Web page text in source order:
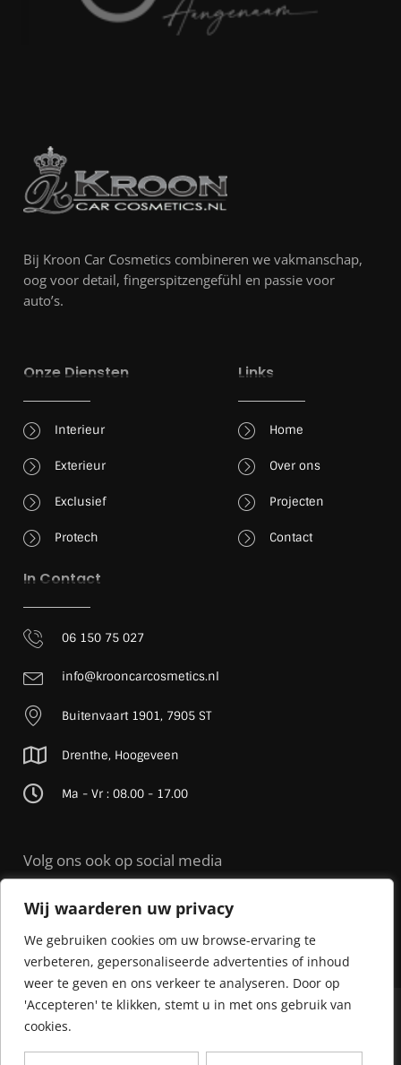
Wij waarderen uw privacy
We gebruiken cookies om uw browse-ervaring te
verbeteren, gepersonaliseerde advertenties of inhoud
weer te geven en ons verkeer te analyseren. Door op
'Accepteren' te klikken, stemt u in met ons gebruik van
cookies.
Bij Kroon Car Cosmetics combineren we vakmanschap,
oog voor detail, fingerspitzengefühl en passie voor
auto’s.
Onze Diensten
Interieur
Exterieur
Exclusief
Protech
Links
Home
Over ons
Projecten
Contact
In Contact
06 150 75 027
info@krooncarcosmetics.nl
Buitenvaart 1901, 7905 ST
Drenthe, Hoogeveen
Ma - Vr : 08.00 - 17.00
Volg ons ook op social media
© 2026 Kroon Car Cosmetics |